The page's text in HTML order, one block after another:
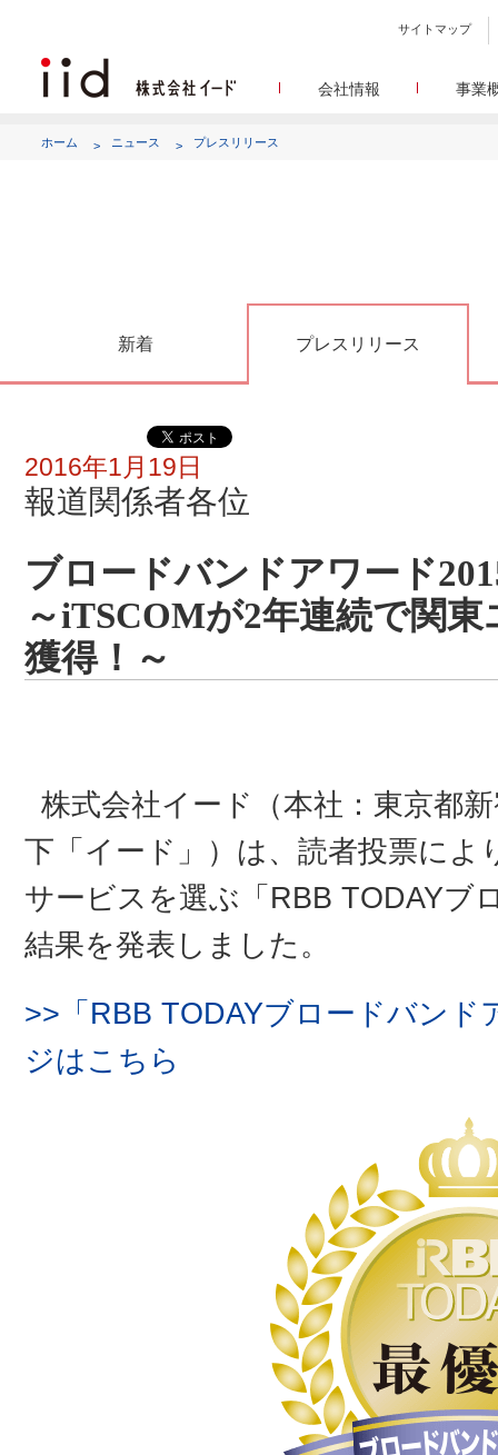
サイトマップ
会社情報
アク
事業
ホーム ニュース プレスリリース
新着 プレスリリース
2016年1月19日
報道関係者各位
ブロードバンドアワード
～iTSCOMが2年連続で関
獲得！～
株式会社イード（本社：東京都
下「イード」）は、読者投票に
サービスを選ぶ「RBB TODAYブ
結果を発表しました。
>>「RBB TODAYブロードバンド
ジはこちら